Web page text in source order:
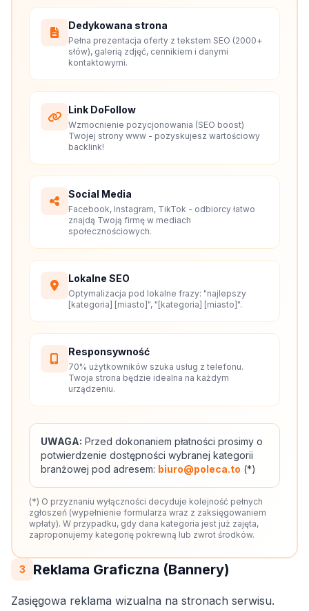
Dedykowana strona
Pełna prezentacja oferty z tekstem SEO (2000+
słów), galerią zdjęć, cennikiem i danymi
kontaktowymi.
Link DoFollow
Wzmocnienie pozycjonowania (SEO boost)
Twojej strony www - pozyskujesz wartościowy
backlink!
Social Media
Facebook, Instagram, TikTok - odbiorcy łatwo
znajdą Twoją firmę w mediach
społecznościowych.
Lokalne SEO
Optymalizacja pod lokalne frazy: "najlepszy
[kategoria] [miasto]", "[kategoria] [miasto]".
Responsywność
70% użytkowników szuka usług z telefonu.
Twoja strona będzie idealna na każdym
urządzeniu.
UWAGA: Przed dokonaniem płatności prosimy o
potwierdzenie dostępności wybranej kategorii
branżowej pod adresem: biuro@poleca.to (*)
(*) O przyznaniu wyłączności decyduje kolejność pełnych
zgłoszeń (wypełnienie formularza wraz z zaksięgowaniem
wpłaty). W przypadku, gdy dana kategoria jest już zajęta,
zaproponujemy kategorię pokrewną lub zwrot środków.
3 Reklama Graficzna (Bannery)
Zasięgowa reklama wizualna na stronach serwisu.